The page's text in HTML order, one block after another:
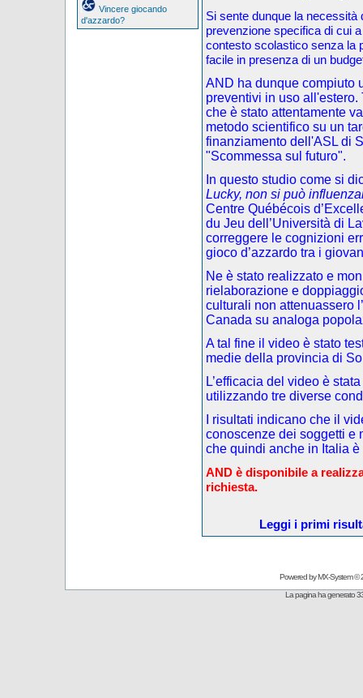
Vincere giocando
d'azzardo?
Si sente dunque la
prevenzione specifica di cui
contesto scolastico senza la
facile in presenza di un
AND ha dunque compiuto
preventivi in uso
che è stato attentamente
metodo scientifico su un
finanziamento dell'ASL di
"Scommessa sul futuro".
In questo studio come si
Lucky, non si può
Centre Québécois
du Jeu dell’Università di
correggere le cognizioni
gioco d’azzardo tra i
Ne è stato realizzato e
rielaborazione e
culturali non attenuassero
Canada su analoga
A tal fine il video è stato
medie della provincia di
L’efficacia del video è
utilizzando tre diverse
I risultati indicano che il
conoscenze dei soggetti e
che quindi anche in Italia
AND è disponibile a
richiesta.
Leggi i primi
Powered byMX-System©
La pagina ha generato